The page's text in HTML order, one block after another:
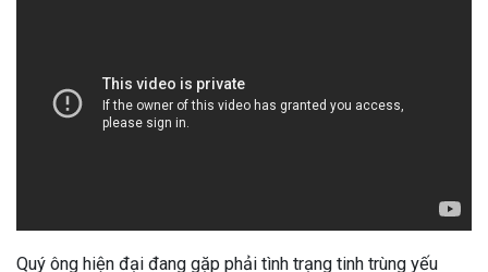
Quý ông hiện đại đang gặp phải tình trạng tinh trùng yếu